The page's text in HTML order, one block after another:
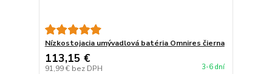
Nízkostojacia umývadlová batéria Omnires čierna
113,15 €
91,99 € bez DPH 3-6 dní